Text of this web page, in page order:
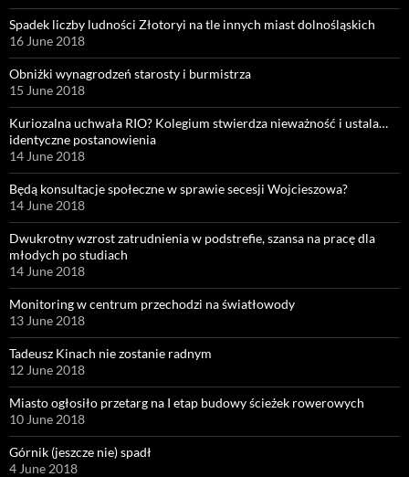
Spadek liczby ludności Złotoryi na tle innych miast dolnośląskich
16 June 2018
Obniżki wynagrodzeń starosty i burmistrza
15 June 2018
Kuriozalna uchwała RIO? Kolegium stwierdza nieważność i ustala…
identyczne postanowienia
14 June 2018
Będą konsultacje społeczne w sprawie secesji Wojcieszowa?
14 June 2018
Dwukrotny wzrost zatrudnienia w podstrefie, szansa na pracę dla
młodych po studiach
14 June 2018
Monitoring w centrum przechodzi na światłowody
13 June 2018
Tadeusz Kinach nie zostanie radnym
12 June 2018
Miasto ogłosiło przetarg na I etap budowy ścieżek rowerowych
10 June 2018
Górnik (jeszcze nie) spadł
4 June 2018